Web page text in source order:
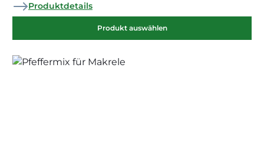
Produktdetails
Produkt auswählen